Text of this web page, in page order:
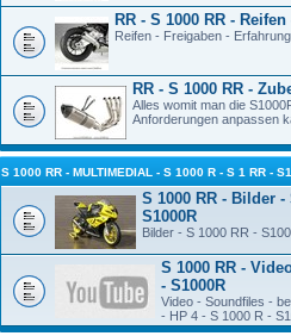
RR - S 1000 RR -
Reifen - Freigaben -
RR - S 1000 RR -
Alles womit man die
Anforderungen anpassen
S 1000 RR - MULTIMEDIAL - S 1000 R - S 1 RR -
S 1000 RR - Bilder -
S1000R
Bilder - S 1000 RR -
S 1000 RR -
- S1000R
Video - Soundfiles -
- HP 4 - S 1000 R -